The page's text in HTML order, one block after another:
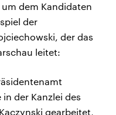
dem Kandidaten
der
der das
leitet:
der Kanzlei des
gearbeitet,